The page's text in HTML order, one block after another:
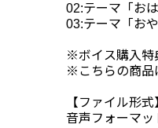
02:テーマ「おは
03:テーマ「おや
※ボイス購入特
※こちらの商品
【ファイル形式
音声フォーマッ